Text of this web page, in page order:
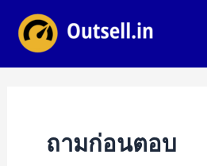
content
ถามก่อนตอบ